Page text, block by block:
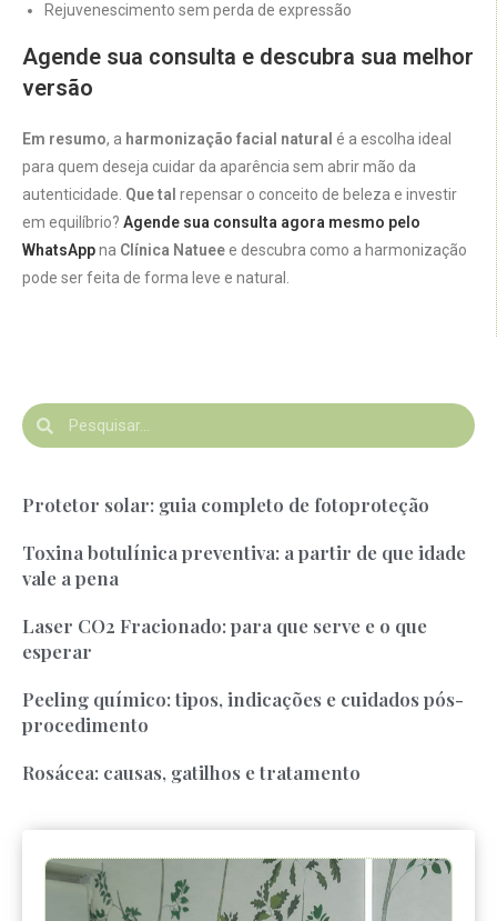
Rejuvenescimento sem perda de expressão
Agende sua consulta e descubra sua melhor
versão
Em resumo, a harmonização facial natural é a escolha ideal
para quem deseja cuidar da aparência sem abrir mão da
autenticidade. Que tal repensar o conceito de beleza e investir
em equilíbrio? Agende sua consulta agora mesmo pelo
WhatsAppna Clínica Natueee descubra como a harmonização
pode ser feita de forma leve e natural.
Protetor solar: guia completo de fotoproteção
Toxina botulínica preventiva: a partir de que idade
vale a pena
Laser CO2 Fracionado: para que serve e o que
esperar
Peeling químico: tipos, indicações e cuidados pós-
procedimento
Rosácea: causas, gatilhos e tratamento